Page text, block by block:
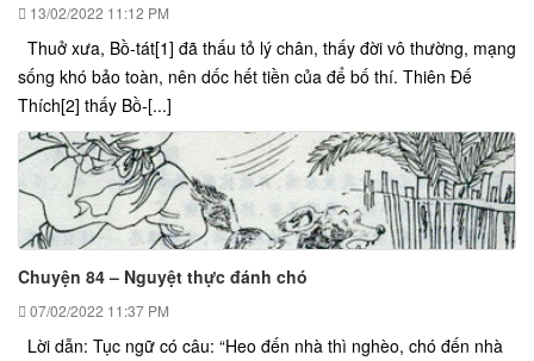
13/02/2022 11:12 PM
Thuở xưa, Bồ-tát[1] đã thấu tỏ lý chân, thấy đời vô thường, mạng
sống khó bảo toàn, nên dốc hết tiền của để bố thí. Thiên Đế
Thích[2] thấy Bồ-[...]
Chuyện 84 – Nguyệt thực đánh chó
07/02/2022 11:37 PM
Lời dẫn: Tục ngữ có câu: “Heo đến nhà thì nghèo, chó đến nhà